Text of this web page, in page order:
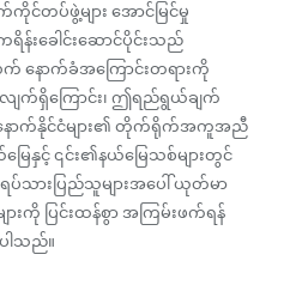
င်တပ်ဖွဲ့များ အောင်မြင်မှု
န်းခေါင်းဆောင်ပိုင်းသည်
နောက်ခံအကြောင်းတရားကို
ျက်ရှိကြောင်း၊ ဤရည်ရွယ်ချက်
ာက်နိုင်ငံများ၏ တိုက်ရိုက်အကူအညီ
မြေနှင့် ၎င်း၏နယ်မြေသစ်များတွင်
ပ်သားပြည်သူများအပေါ် ယုတ်မာ
းကို ပြင်းထန်စွာ အကြမ်းဖက်ရန်
ါသည်။